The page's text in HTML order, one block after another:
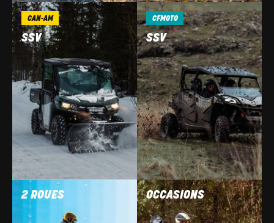
CAN-AM
SSV
CFMOTO
SSV
2 ROUES OCCASIONS